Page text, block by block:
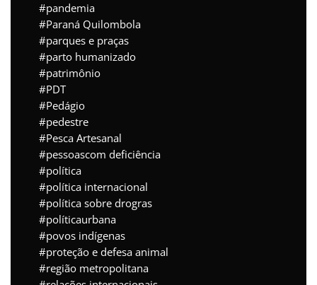
pandemia
Paraná Quilombola
parques e praças
parto humanizado
patrimônio
PDT
Pedágio
pedestre
Pesca Artesanal
pessoascom deficiência
política
política internacional
política sobre drogras
políticaurbana
povos indígenas
proteção e defesa animal
região metropolitana